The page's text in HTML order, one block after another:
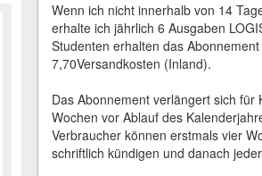
Wenn ich nicht innerhalb von 14
erhalte ich jährlich 6 Ausgaben
Studenten erhalten das
7,70Versandkosten (Inland).
Das Abonnement verlängert sich
Wochen vor Ablauf des
Verbraucher können erstmals vier
schriftlich kündigen und danach